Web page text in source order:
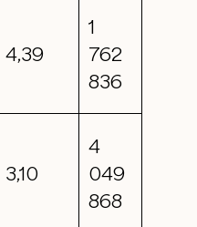
4,39
1
762
836
3,10
4
049
868